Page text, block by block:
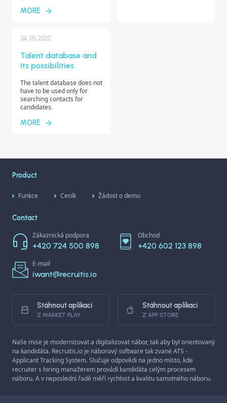
MORE
24. 05. 2022
Talent database and
its possibilities
The talent database does not
have to be used only for
searching contacts for
candidates.
MORE
Product
Funkce Ceník Žádost o demo
Contact
Zákaznická podpora
+420 724 500 898
Obchod
+420 602 123 898
E-mail
iwant@recruitis.io
Stáhnout aplikaci
Z MARKET PLAY
Stáhnout aplikaci
Z APP STORE
Naše mise je modernizovat a digitalizovat nábor, tak aby byl orientovaný
na kandidáta. Recruitis.io je náborový software tak zvané ATS -
Applicant Tracking System. Slučuje odpovědi na jedno místo, kde
recruiter s hiring manažerem provádí kandidáta celým procesem
náboru. A v neposlední řadě měří rychlost a kvalitu samotného náboru.